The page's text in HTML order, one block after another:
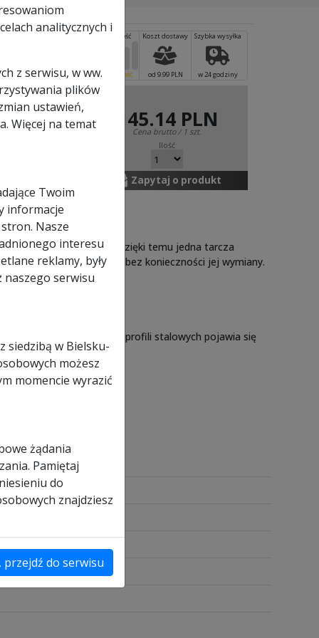
analitycznych i
z serwisu, w ww.
plików
ustawień,
Więcej na temat
Twoim
informacje
Nasze
interesu
reklamy, były
serwisu
siedzibą w Bielsku-
możesz
momencie wyrazić
żądania
Pamiętaj
do
znajdziesz
przejdź do serwisu
od 9.99 PLN w 24 godziny
145.14 PLN
Zapytaj o produkt
węglików spiekanych. Dzięki temu jedna tarcza
tworzyw sztucznych bez konieczności jej wymiany.
Podczas cięcia profili stalowych pojawia się
i szybka.